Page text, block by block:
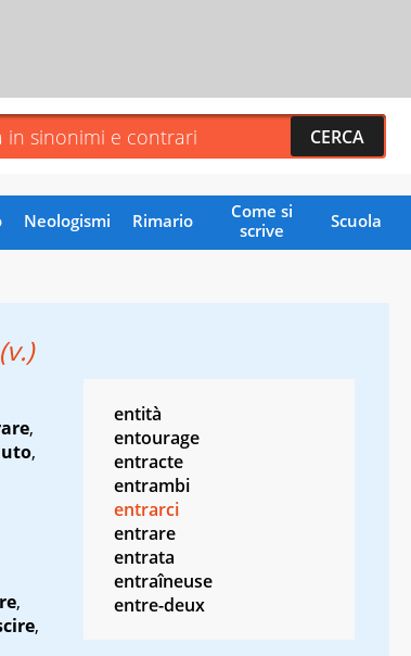
Neologismi Rimario
Come si
scrive
Scuola
(v.)
,
,
,
,
entità
entourage
entracte
entrambi
entrarci
entrare
entrata
entraîneuse
entre-deux